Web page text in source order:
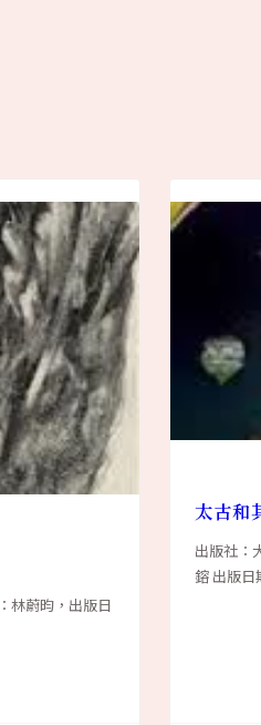
林蔚昀，出版日
太古和
出版社：
鎔 出版日